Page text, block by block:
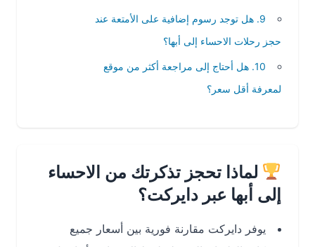
9. هل توجد رسوم إضافية على الأمتعة عند
حجز رحلات الاحساء إلى أبها؟
10. هل أحتاج إلى مراجعة أكثر من موقع
لمعرفة أقل سعر؟
لماذا تحجز تذكرتك من الاحساء
إلى أبها عبر دايركت؟
يوفر دايركت مقارنة فورية بين أسعار جميع